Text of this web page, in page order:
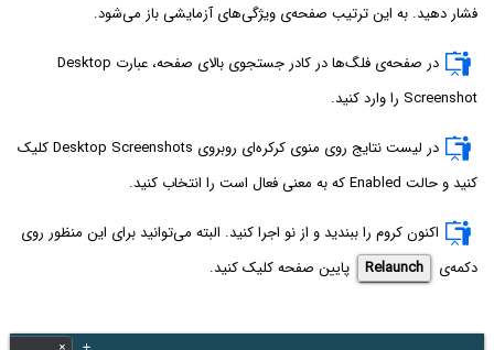
فشار دهید. به این ترتیب صفحه‌ی ویژگی‌های آزمایشی باز می‌شود.
در صفحه‌ی فلگ‌ها در کادر جستجوی بالای صفحه، عبارت Desktop
Screenshot را وارد کنید.
در لیست نتایج روی منوی کرکره‌ای روبروی Desktop Screenshots کلیک
کنید و حالت Enabled که به معنی فعال است را انتخاب کنید.
اکنون کروم را ببندید و از نو اجرا کنید. البته می‌توانید برای این منظور روی
دکمه‌ی
Relaunch پایین صفحه کلیک کنید.